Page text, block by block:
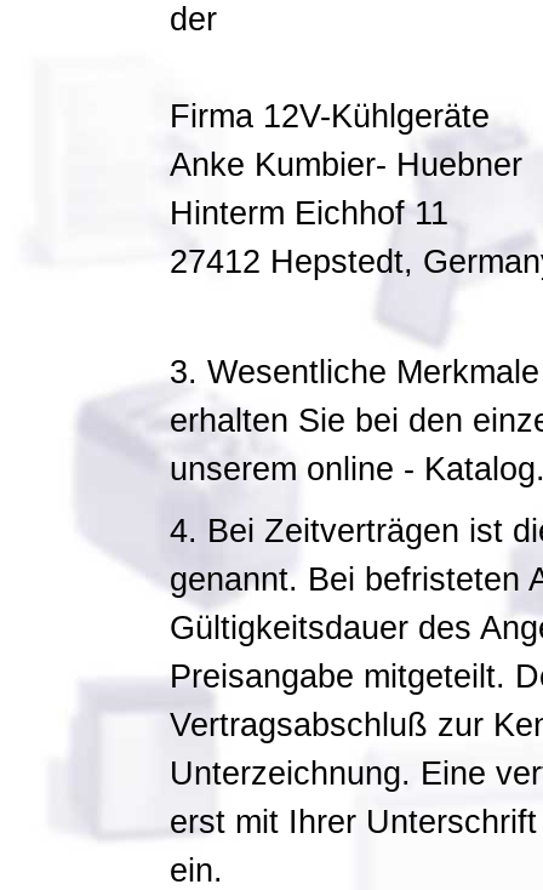
der
Firma 12V-Kühlgeräte
Anke Kumbier- Huebner
Hinterm Eichhof 11
27412 Hepstedt,
3. Wesentliche
erhalten Sie bei den
unserem online -
4. Bei Zeitverträgen ist
genannt. Bei befristeten
Gültigkeitsdauer des
Preisangabe mitgeteilt.
Vertragsabschluß zur
Unterzeichnung. Eine
erst mit Ihrer
ein.